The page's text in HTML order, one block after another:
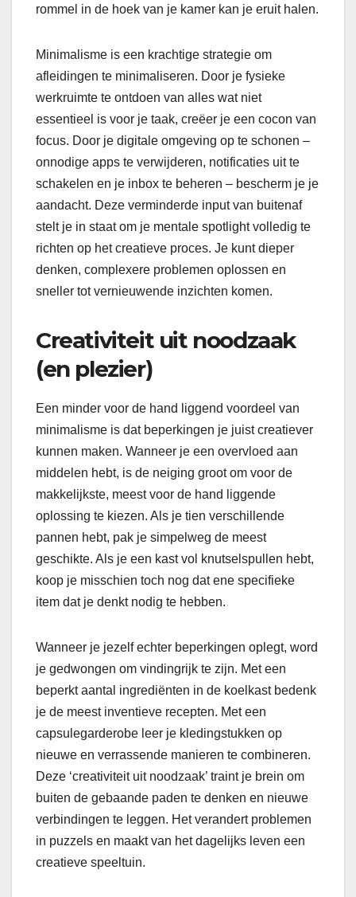
rommel in de hoek van je kamer kan je eruit halen.
Minimalisme is een krachtige strategie om
afleidingen te minimaliseren. Door je fysieke
werkruimte te ontdoen van alles wat niet
essentieel is voor je taak, creëer je een cocon van
focus. Door je digitale omgeving op te schonen –
onnodige apps te verwijderen, notificaties uit te
schakelen en je inbox te beheren – bescherm je je
aandacht. Deze verminderde input van buitenaf
stelt je in staat om je mentale spotlight volledig te
richten op het creatieve proces. Je kunt dieper
denken, complexere problemen oplossen en
sneller tot vernieuwende inzichten komen.
Creativiteit uit noodzaak
(en plezier)
Een minder voor de hand liggend voordeel van
minimalisme is dat beperkingen je juist creatiever
kunnen maken. Wanneer je een overvloed aan
middelen hebt, is de neiging groot om voor de
makkelijkste, meest voor de hand liggende
oplossing te kiezen. Als je tien verschillende
pannen hebt, pak je simpelweg de meest
geschikte. Als je een kast vol knutselspullen hebt,
koop je misschien toch nog dat ene specifieke
item dat je denkt nodig te hebben.
Wanneer je jezelf echter beperkingen oplegt, word
je gedwongen om vindingrijk te zijn. Met een
beperkt aantal ingrediënten in de koelkast bedenk
je de meest inventieve recepten. Met een
capsulegarderobe leer je kledingstukken op
nieuwe en verrassende manieren te combineren.
Deze ‘creativiteit uit noodzaak’ traint je brein om
buiten de gebaande paden te denken en nieuwe
verbindingen te leggen. Het verandert problemen
in puzzels en maakt van het dagelijks leven een
creatieve speeltuin.